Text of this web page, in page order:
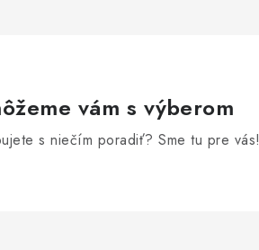
vám s výberom
s niečím poradiť? Sme tu pre vás!